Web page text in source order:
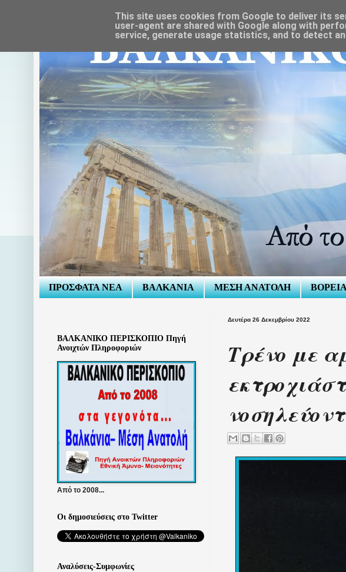
ΠΡΟΣΦΑΤΑ ΝΕΑ ΒΑΛΚΑΝΙΑ ΜΕΣΗ ΑΝΑΤΟΛΗ
Δευτέρα 26 Δεκεμβρίου 2022
Τρένο με
ΒΑΛΚΑΝΙΚΟ ΠΕΡΙΣΚΟΠΙΟ Πηγή
Ανοιχτών Πληροφοριών
Από το 2008...
Οι δημοσιεύσεις στο Twitter
Αναλύσεις-Συμφωνίες
This site uses cookies from Google to deliver its
user-agent are shared with Google along with
service, generate usage statistics, and to detect